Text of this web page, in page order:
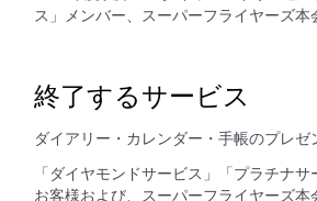
ス」メンバー、スーパーフライヤーズ本
終了するサービス
ダイアリー・カレンダー・手帳のプレゼ
「ダイヤモンドサービス」「プラチナ
お客様および、スーパーフライヤーズ本